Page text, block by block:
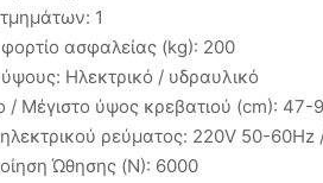
1
ασφαλείας (kg): 200
Ηλεκτρικό / υδραυλικό
/ Μέγιστο ύψος κρεβατιού (cm): 47-
ρεύματος: 220V 50-60Hz
Ώθησης (N): 6000